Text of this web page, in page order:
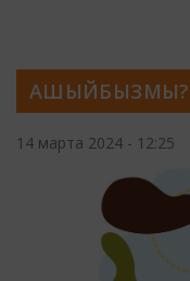
АШЫЙБЫЗМЫ?
14 марта 2024 - 12:25